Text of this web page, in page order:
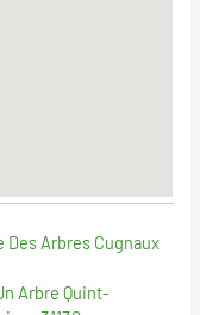
Des Arbres Cugnaux
Arbre Quint-